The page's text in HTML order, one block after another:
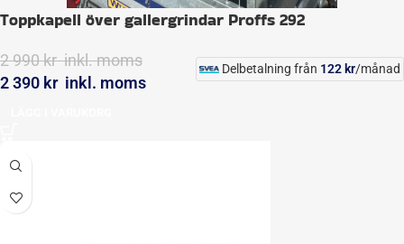
Toppkapell över gallergrindar Proffs 292
2 990kr inkl. moms
2 390 kr inkl. moms
Delbetalning från 122 kr/månad